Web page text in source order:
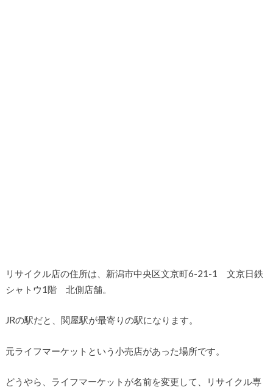
リサイクル店の住所は、新潟市中央区文京町6-21-1 文京日鉄
シャトウ1階 北側店舗。
JRの駅だと、関屋駅が最寄りの駅になります。
元ライフマーケットという小売店があった場所です。
どうやら、ライフマーケットが名前を変更して、リサイクル専